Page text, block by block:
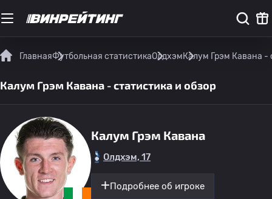
ГлавнаяФутбольная статистикаОлдхэмКалум Грэм Кавана -
Калум Грэм Кавана - статистика и обзор
Калум Грэм Кавана
Олдхэм, 17
Подробнее об игроке